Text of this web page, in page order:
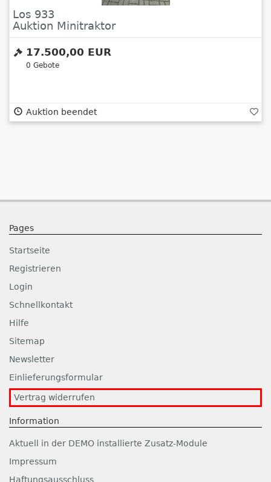
Los 933
Auktion Minitraktor
17.500,00 EUR
0 Gebote
Auktion beendet
Pages
Startseite
Registrieren
Login
Schnellkontakt
Hilfe
Sitemap
Newsletter
Einlieferungsformular
Vertrag widerrufen
Information
Aktuell in der DEMO installierte Zusatz-Module
Impressum
Haftungsausschluss